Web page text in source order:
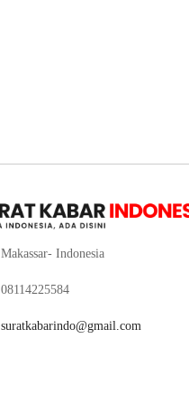
Makassar- Indonesia
08114225584
suratkabarindo@gmail.com